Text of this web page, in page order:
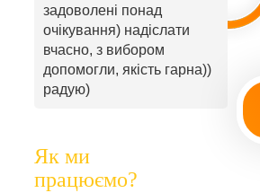
задоволені понад
очікування) надіслати
вчасно, з вибором
допомогли, якість гарна))
радую)
Як ми
працюємо?